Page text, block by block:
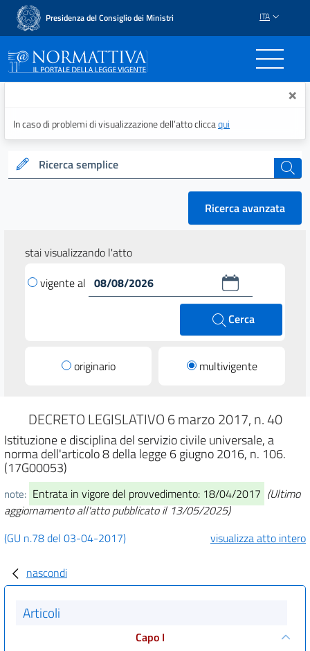
Presidenza del Consiglio dei Ministri ITA
Normattiva - Il portale ×
In caso di problemi di visualizzazione dell’atto cliccaqui
Ricerca semplice cerca
Ricerca avanzata
stai visualizzando l'atto
vigente al
Cerca
originario multivigente
DECRETO LEGISLATIVO 6 marzo 2017, n. 40
Istituzione e disciplina del servizio civile universale, a
norma dell'articolo 8 della legge 6 giugno 2016, n. 106.
(17G00053)
note: Entrata in vigore del provvedimento: 18/04/2017 (Ultimo
aggiornamento all'atto pubblicato il 13/05/2025)
(GU n.78 del 03-04-2017)
visualizza atto intero
nascondi
Articoli
Capo I